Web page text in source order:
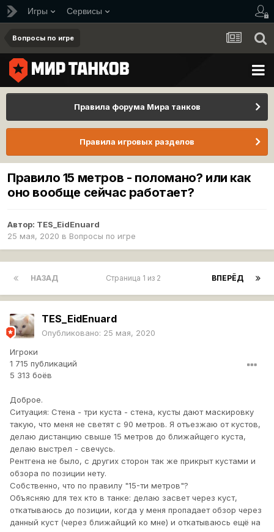
Игры Сервисы
Вопросы по игре
Правила форума Мира танков
Правила игровых разделов
Правило 15 метров - поломано? или как
оно вообще сейчас работает?
Автор: TES_EidEnuard
25 мая, 2020 в Вопросы по игре
НАЗАД ВПЕРЁД
Страница 1 из 2
TES_EidEnuard
Опубликовано: 25 мая, 2020
Игроки
1 715 публикаций
5 313 боёв
Доброе.
Ситуация: Стена - три куста - стена, кусты дают маскировку
такую, что меня не светят с 90 метров. Я отъезжаю от кустов,
делаю дистанцию свыше 15 метров до ближайщего куста,
делаю выстрел - свечусь.
Рентгена не было, с других сторон так же прикрыт кустами и
обзора по позиции нету.
Собственно, что по правилу "15-ти метров"?
Объясняю для тех кто в танке: делаю засвет через куст,
откатываюсь до позиции, когда у меня пропадает обзор через
данный куст (через ближайщий ко мне) и откатываюсь ещё на